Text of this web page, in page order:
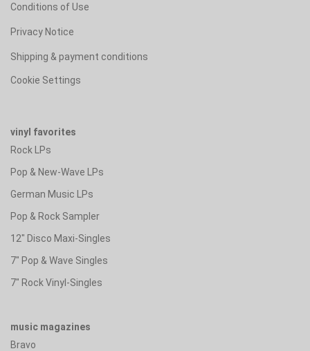
Conditions of Use
Privacy Notice
Shipping & payment conditions
Cookie Settings
vinyl favorites
Rock LPs
Pop & New-Wave LPs
German Music LPs
Pop & Rock Sampler
12" Disco Maxi-Singles
7" Pop & Wave Singles
7" Rock Vinyl-Singles
music magazines
Bravo